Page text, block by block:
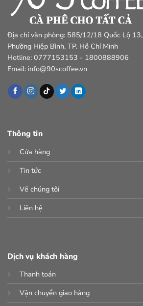
Địa chỉ văn phòng: 585/12/18 Quốc Lộ 13,
Phường Hiệp Bình, TP. Hồ Chí Minh
Hotline: 0777153153 - 1800888906
Email: info@90scoffee.vn
Thông tin
Cửa hàng
Tin tức
Về chúng tôi
Liên hệ
Dịch vụ khách hàng
Thanh toán
Vận chuyển giao hàng